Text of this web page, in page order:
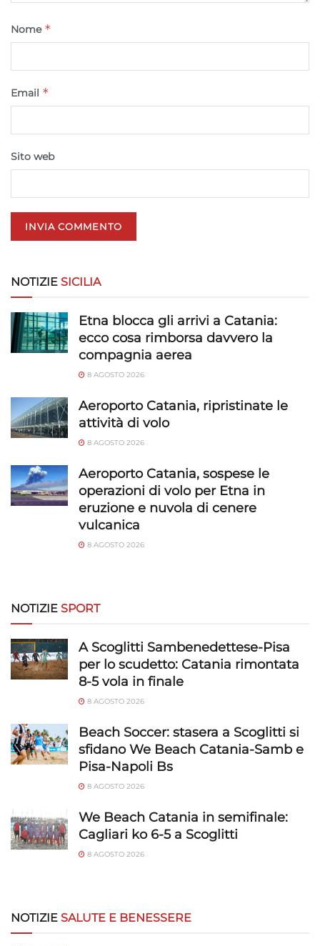
Abbinare e combinare dati provenienti da altre
Riconoscere i dispositivi in base a informazioni
richieste attivamente.
rilevare frodi, correggere errori, Erogare
Salvare e comunicare le scelte sulla
Nome *
Email *
Sito web
NOTIZIE SICILIA
Etna blocca gli arrivi a Catania:
ecco cosa rimborsa davvero la
compagnia aerea
8 AGOSTO 2026
Aeroporto Catania, ripristinate le
attività di volo
8 AGOSTO 2026
Aeroporto Catania, sospese le
operazioni di volo per Etna in
eruzione e nuvola di cenere
vulcanica
8 AGOSTO 2026
NOTIZIE SPORT
A Scoglitti Sambenedettese-Pisa
per lo scudetto: Catania rimontata
8-5 vola in finale
8 AGOSTO 2026
Beach Soccer: stasera a Scoglitti si
sfidano We Beach Catania-Samb e
Pisa-Napoli Bs
8 AGOSTO 2026
We Beach Catania in semifinale:
Cagliari ko 6-5 a Scoglitti
8 AGOSTO 2026
NOTIZIE SALUTE E BENESSERE